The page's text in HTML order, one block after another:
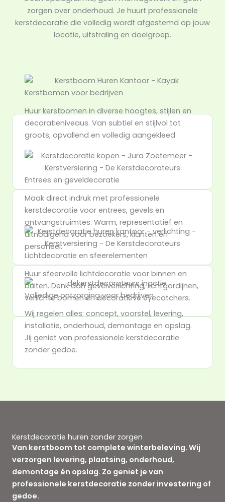
zorgen over onderhoud. Je huurt professionele
kerstdecoratie die volledig wordt afgestemd op jouw
locatie, uitstraling en doelgroep.
Kerstbomen voor bedrijven
Huur kerstbomen in diverse hoogtes, stijlen en
decoratieniveaus. Van subtiel en stijlvol tot
groots, opvallend en volledig aangekleed
Entrees en geveldecoratie
Maak direct indruk met professionele
kerstdecoratie voor entrees, gevels en
ontvangstruimtes. Warm, representatief en
uitnodigend voor bezoekers, klanten en
personeel.
Lichtdecoratie en sfeerelementen
Huur sfeervolle lichtdecoratie voor binnen en
buiten. Denk aan gevelverlichting, lichtgordijnen,
verlichte bomen en decoratieve eyecatchers.
Volledige ontzorging voor bedrijven
Wij regelen alles: concept, voorstel, levering,
installatie, onderhoud, demontage en opslag.
Jij geniet van professionele kerstdecoratie
zonder gedoe.
Kerstdecoratie huren zonder zorgen
Van kerstboom tot complete winterbeleving. Wij
verzorgen levering, plaatsing, onderhoud,
demontage én opslag. Zo geniet je van
professionele kerstdecoratie zonder investering of
gedoe.